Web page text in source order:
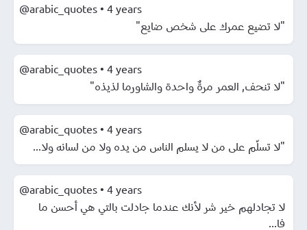
@arabic_quotes • 4 years
"لا تضيع عمرك على شخص ضايع"
@arabic_quotes • 4 years
"لا تنحف, العمر مرةٌ واحدة والشاورما لذيذه"
@arabic_quotes • 4 years
"لا تسلّم على من لا يسلم الناس من يده ولا من لسانه ولا...
@arabic_quotes • 4 years
لا تجادلهم خير شر لأنك عندما جادلت بالتي هي أحسن ما
فا...